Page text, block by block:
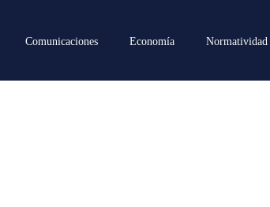
Comunicaciones Economía Normatividad